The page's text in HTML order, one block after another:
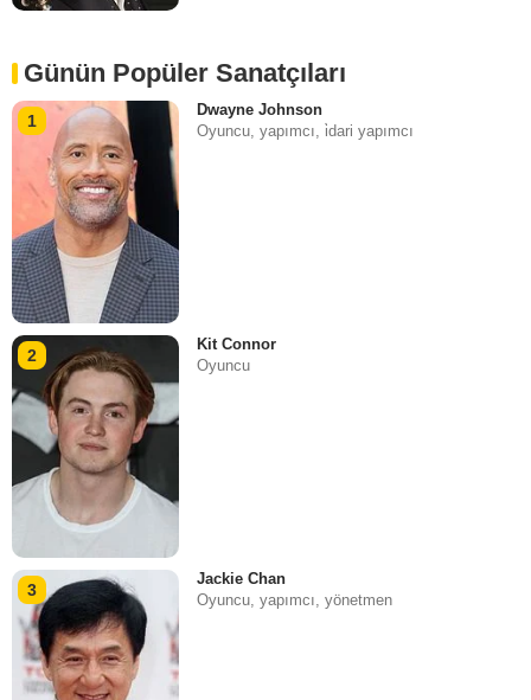
Günün Popüler Sanatçıları
1
Dwayne Johnson
Oyuncu, yapımcı, i̇dari yapımcı
2
Kit Connor
Oyuncu
3
Jackie Chan
Oyuncu, yapımcı, yönetmen